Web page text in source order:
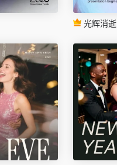
光辉消逝